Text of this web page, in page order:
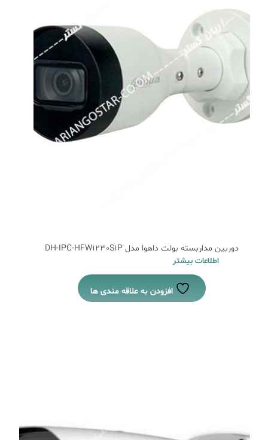
دوربین مداربسته بولت داهوا مدل DH-IPC-HFW1230S1P
اطلاعات بیشتر
افزودن به علاقه مندی ها